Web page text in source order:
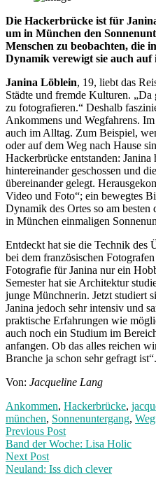
Die Hackerbrücke ist für
um in München den
Menschen zu beobachten, die
Dynamik verewigt sie auch
Janina Löblein, 19, liebt das
Städte und fremde Kulturen. „Da
zu fotografieren.“ Deshalb
Ankommens und Wegfahrens.
auch im Alltag. Zum Beispiel,
oder auf dem Weg nach Hause
Hackerbrücke entstanden:
hintereinander geschossen und
übereinander gelegt.
Video und Foto“; ein bewegtes
Dynamik des Ortes so am
in München einmaligen
Entdeckt hat sie die Technik des
bei dem französischen
Fotografie für Janina nur ein
Semester hat sie Architektur
junge Münchnerin. Jetzt studiert
Janina jedoch sehr intensiv und
praktische Erfahrungen wie
auch noch ein Studium im
anfangen. Ob das alles reichen
Branche ja schon sehr gefragt ist“.
Von: Jacqueline Lang
Ankommen, Hackerbrücke,
münchen, Sonnenuntergang,
Post
navigation
Previous PostPrevious
post:
Band der Woche: Lisa Holic
Next Post
Neuland: Iss dich clever